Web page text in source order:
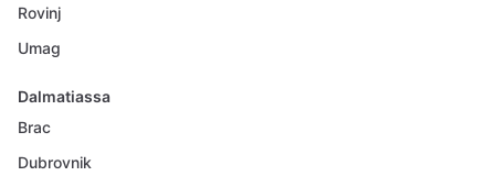
Rovinj
Umag
Dalmatiassa
Brac
Dubrovnik